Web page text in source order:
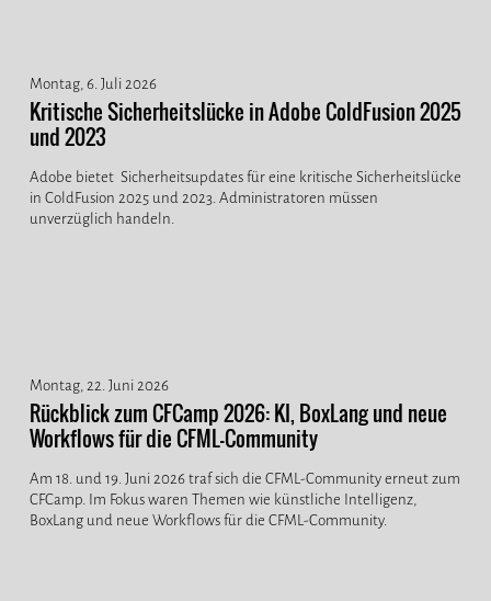
Montag, 6. Juli 2026
Kritische Sicherheitslücke in Adobe ColdFusion 2025
und 2023
Adobe bietet Sicherheitsupdates für eine kritische Sicherheitslücke
in ColdFusion 2025 und 2023. Administratoren müssen
unverzüglich handeln.
Montag, 22. Juni 2026
Rückblick zum CFCamp 2026: KI, BoxLang und neue
Workflows für die CFML-Community
Am 18. und 19. Juni 2026 traf sich die CFML-Community erneut zum
CFCamp. Im Fokus waren Themen wie künstliche Intelligenz,
BoxLang und neue Workflows für die CFML-Community.